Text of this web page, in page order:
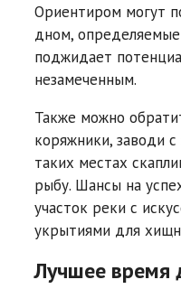
Ориентиром могут
дном,
поджидает
незамеченным.
Также можно
коряжники, заводи
таких местах
рыбу. Шансы на
участок реки с
укрытиями для
Лучшее время